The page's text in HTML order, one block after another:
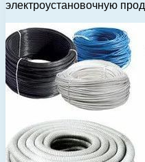
электроустановочную